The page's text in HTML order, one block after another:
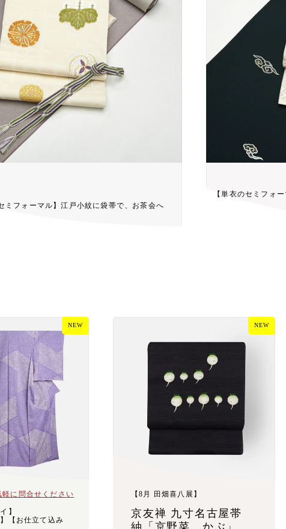
ミフォーマル】江戸小紋に袋帯で、お茶会へ
【単衣のセミフォ
軽に問合せください
】
【お仕立て込み
NEW
【8月 田畑喜八展】
京友禅 九寸名古屋帯
紬「京野菜 かぶ」
NEW